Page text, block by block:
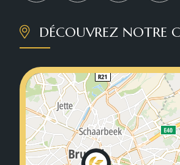
DÉCOUVREZ NOTRE